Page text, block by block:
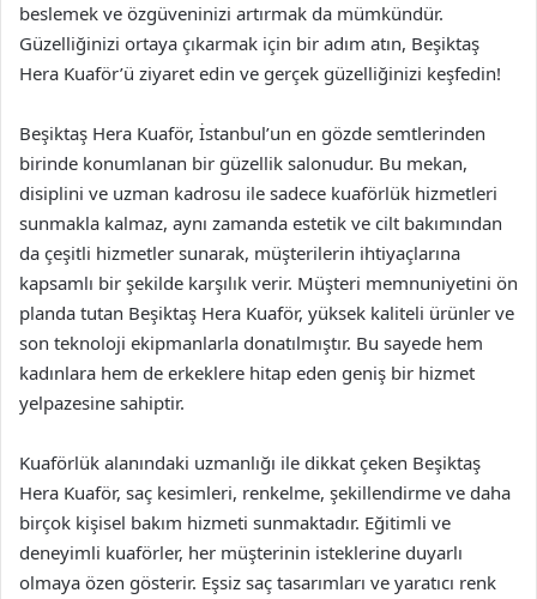
beslemek ve özgüveninizi artırmak da mümkündür.
Güzelliğinizi ortaya çıkarmak için bir adım atın, Beşiktaş
Hera Kuaför’ü ziyaret edin ve gerçek güzelliğinizi keşfedin!
Beşiktaş Hera Kuaför, İstanbul’un en gözde semtlerinden
birinde konumlanan bir güzellik salonudur. Bu mekan,
disiplini ve uzman kadrosu ile sadece kuaförlük hizmetleri
sunmakla kalmaz, aynı zamanda estetik ve cilt bakımından
da çeşitli hizmetler sunarak, müşterilerin ihtiyaçlarına
kapsamlı bir şekilde karşılık verir. Müşteri memnuniyetini ön
planda tutan Beşiktaş Hera Kuaför, yüksek kaliteli ürünler ve
son teknoloji ekipmanlarla donatılmıştır. Bu sayede hem
kadınlara hem de erkeklere hitap eden geniş bir hizmet
yelpazesine sahiptir.
Kuaförlük alanındaki uzmanlığı ile dikkat çeken Beşiktaş
Hera Kuaför, saç kesimleri, renkelme, şekillendirme ve daha
birçok kişisel bakım hizmeti sunmaktadır. Eğitimli ve
deneyimli kuaförler, her müşterinin isteklerine duyarlı
olmaya özen gösterir. Eşsiz saç tasarımları ve yaratıcı renk